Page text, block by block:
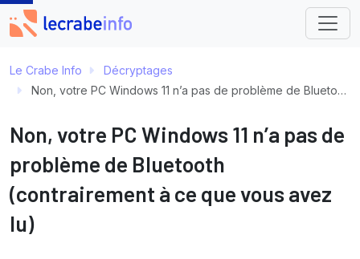
Le Crabe Info
Décryptages
Non, votre PC Windows 11 n’a pas de problème de Bluetooth (contrairement à ce que vous avez lu)
Non, votre PC Windows 11 n’a pas de
problème de Bluetooth
(contrairement à ce que vous avez
lu)